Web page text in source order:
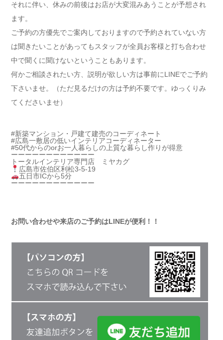
それに伴い、休みの前後はお店が大変混みあうことが予想され
ます。
ご予約の方優先でご案内しておりますので予約されていない方
は聞きたいことがあってもスタッフが全員お客様と打ち合わせ
中で聞くに聞けないということもあります。
何かご相談されたい方、説明が欲しい方は事前にLINEでご予約
下さいませ。（ただ見るだけの方は予約不要です。ゆっくりみ
てくださいませ）
#新築マンション ・戸建て建売のコーディネート
#広島一敷居の低いインテリアコーディネーター
#50代からのorお一人暮らしの上質な暮らし作りが得意
ーーーーーーーーーーーー
トータルインテリア専門店 ミヤカグ
広島市佐伯区利松3-5-19
五日市ICから5分
ーーーーーーーーーーーー
お問い合わせや来店のご予約はLINEが便利！！